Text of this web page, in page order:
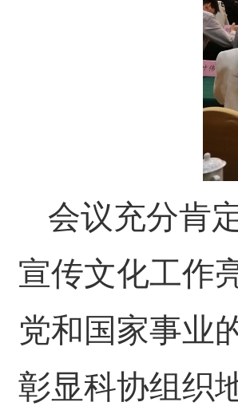
会议充分肯
宣传文化工作
党和国家事业
彰显科协组织